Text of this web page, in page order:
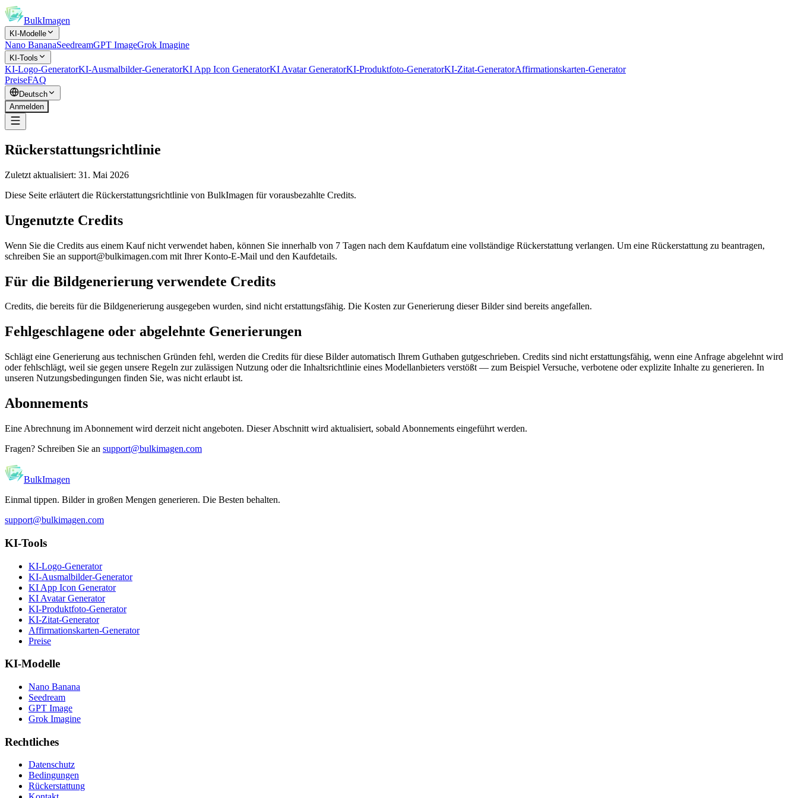
BulkImagen
KI-Modelle
Nano BananaSeedreamGPT ImageGrok Imagine
KI-Tools
KI-Logo-GeneratorKI-Ausmalbilder-GeneratorKI App Icon GeneratorKI Avatar GeneratorKI-Produktfoto-GeneratorKI-Zitat-GeneratorAffirmationskarten-Generator
PreiseFAQ
Deutsch
Anmelden
Rückerstattungsrichtlinie
Zuletzt aktualisiert: 31. Mai 2026
Diese Seite erläutert die Rückerstattungsrichtlinie von BulkImagen für vorausbezahlte Credits.
Ungenutzte Credits
Wenn Sie die Credits aus einem Kauf nicht verwendet haben, können Sie innerhalb von 7 Tagen nach dem Kaufdatum eine vollständige Rückerstattung verlangen. Um eine Rückerstattung zu beantragen,
schreiben Sie an support@bulkimagen.com mit Ihrer Konto-E-Mail und den Kaufdetails.
Für die Bildgenerierung verwendete Credits
Credits, die bereits für die Bildgenerierung ausgegeben wurden, sind nicht erstattungsfähig. Die Kosten zur Generierung dieser Bilder sind bereits angefallen.
Fehlgeschlagene oder abgelehnte Generierungen
Schlägt eine Generierung aus technischen Gründen fehl, werden die Credits für diese Bilder automatisch Ihrem Guthaben gutgeschrieben. Credits sind nicht erstattungsfähig, wenn eine Anfrage abgelehnt wird
oder fehlschlägt, weil sie gegen unsere Regeln zur zulässigen Nutzung oder die Inhaltsrichtlinie eines Modellanbieters verstößt — zum Beispiel Versuche, verbotene oder explizite Inhalte zu generieren. In
unseren Nutzungsbedingungen finden Sie, was nicht erlaubt ist.
Abonnements
Eine Abrechnung im Abonnement wird derzeit nicht angeboten. Dieser Abschnitt wird aktualisiert, sobald Abonnements eingeführt werden.
Fragen? Schreiben Sie an support@bulkimagen.com
BulkImagen
Einmal tippen. Bilder in großen Mengen generieren. Die Besten behalten.
support@bulkimagen.com
KI-Tools
KI-Logo-Generator
KI-Ausmalbilder-Generator
KI App Icon Generator
KI Avatar Generator
KI-Produktfoto-Generator
KI-Zitat-Generator
Affirmationskarten-Generator
Preise
KI-Modelle
Nano Banana
Seedream
GPT Image
Grok Imagine
Rechtliches
Datenschutz
Bedingungen
Rückerstattung